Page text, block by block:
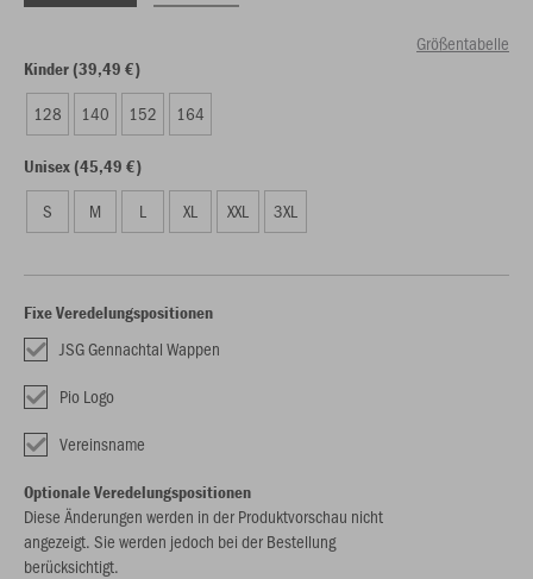
Größentabelle
Kinder (39,49 €)
128 140 152 164
Unisex (45,49 €)
S M L XL XXL 3XL
Fixe Veredelungspositionen
JSG Gennachtal Wappen
Pio Logo
Vereinsname
Optionale Veredelungspositionen
Diese Änderungen werden in der Produktvorschau nicht
angezeigt. Sie werden jedoch bei der Bestellung
berücksichtigt.